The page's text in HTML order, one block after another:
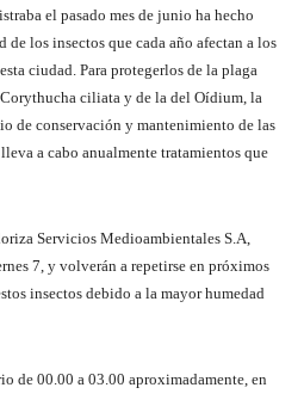
el pasado mes de junio ha hecho
los insectos que cada año afectan a los
ciudad. Para protegerlos de la plaga
ciliata y de la del Oídium, la
de conservación y mantenimiento de las
a cabo anualmente tratamientos que
Servicios Medioambientales S.A,
7, y volverán a repetirse en próximos
insectos debido a la mayor humedad
de 00.00 a 03.00 aproximadamente, en